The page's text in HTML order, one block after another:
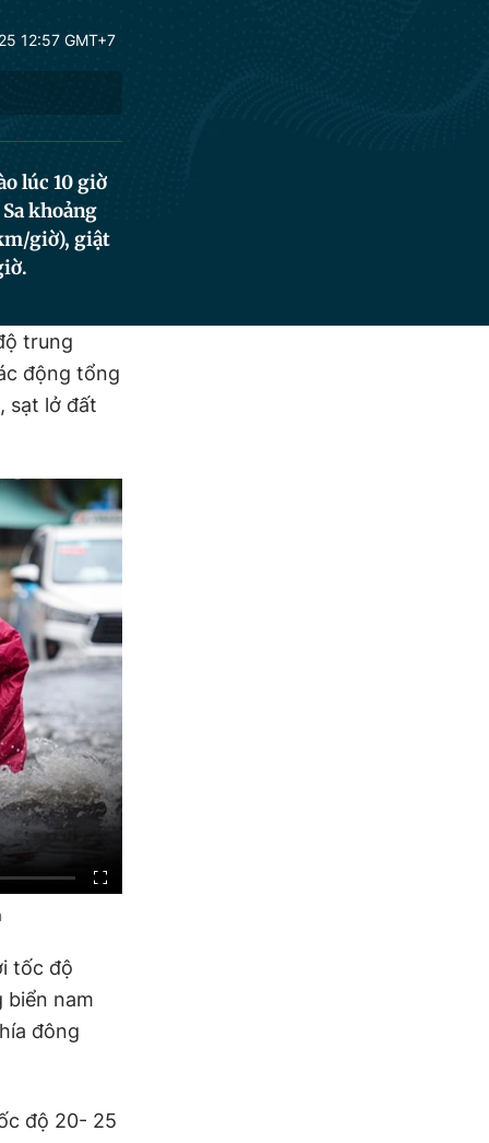
12:57 GMT+7
lúc 10 giờ
khoảng
giờ), giật
trung
động tổng
sạt lở đất
tốc độ
biển nam
đông
độ 20- 25